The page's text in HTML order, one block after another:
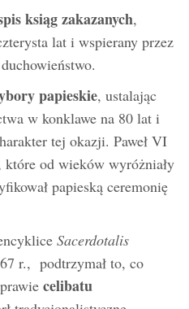
ksiąg zakazanych,
lat i wspierany przez
papieskie, ustalając
w konklawe na 80 lat i
tej okazji. Paweł VI
które od wieków wyróżniały
papieską ceremonię
Sacerdotalis
r., podtrzymał to, co
celibatu